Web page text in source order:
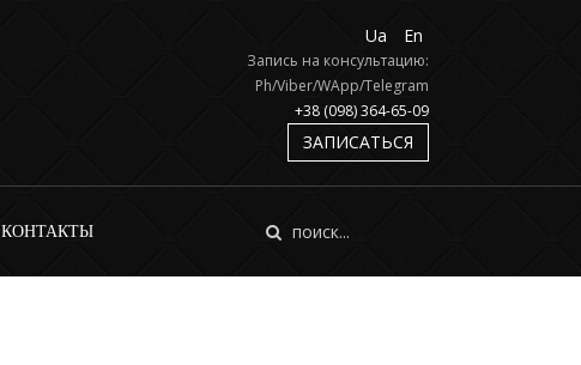
Ua En
Запись на консультацию:
Ph/Viber/WApp/Telegram
+38 (098) 364-65-09
ЗАПИСАТЬСЯ
КОНТАКТЫ